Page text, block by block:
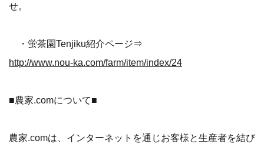
せ。
・蛍茶園Tenjiku紹介ページ⇒
http://www.nou-ka.com/farm/item/index/24
■農家.comについて■
農家.comは、インターネットを通じお客様と生産者を結び